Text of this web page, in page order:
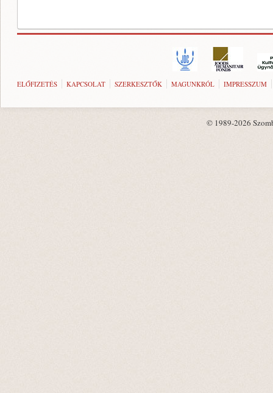
ELŐFIZETÉS KAPCSOLAT SZERKESZTŐK MAGUNKRÓL IMPRESSZUM
© 1989-2026